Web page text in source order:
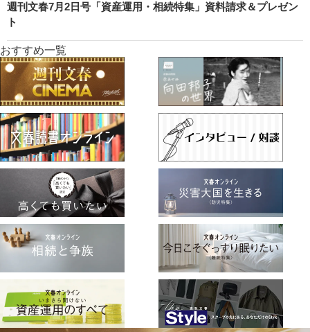
週刊文春7月2日号「資産運用・相続特集」資料請求＆プレゼン
ト
おすすめ一覧